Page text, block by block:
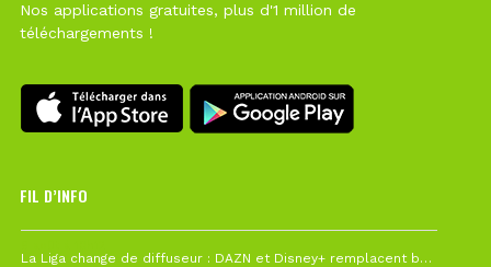
Nos applications gratuites, plus d'1 million de
téléchargements !
FIL D’INFO
La Liga change de diffuseur : DAZN et Disney+ remplacent beIN Sports !